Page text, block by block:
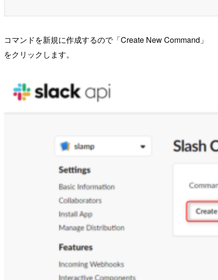
コマンドを新規に作成するので「Create New Command」
をクリックします。